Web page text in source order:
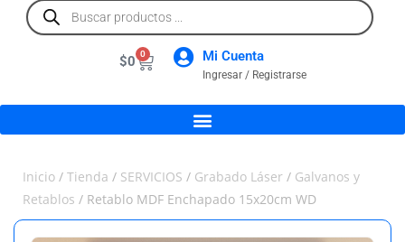
$0 0 Mi Cuenta
Ingresar / Registrarse
Inicio / Tienda / SERVICIOS / Grabado Láser / Galvanos y
Retablos / Retablo MDF Enchapado 15x20cm WD